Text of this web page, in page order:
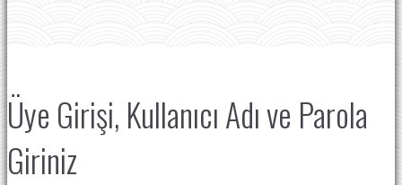
Üye Girişi, Kullanıcı Adı ve Parola
Giriniz